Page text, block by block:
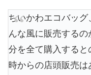
ちいかわエコバッ
んな風に販売する
分を全て購入する
時からの店頭販売